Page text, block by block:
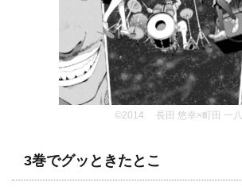
©2014 長田 悠幸×町田 一八
3巻でグッときたとこ